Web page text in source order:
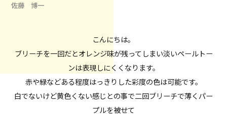
佐藤 博一
こんにちは。
ブリーチを一回だとオレンジ味が残ってしまい淡いペールトー
ンは表現しにくくなります。
赤や緑などある程度はっきりした彩度の色は可能です。
白でないけど黄色くない感じとの事で二回ブリーチで薄くパー
プルを被せて